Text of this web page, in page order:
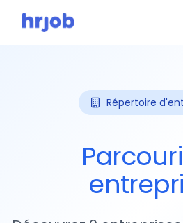
Répertoire